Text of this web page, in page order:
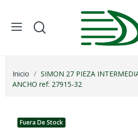
Inicio
SIMON 27 PIEZA
ANCHO ref: 27915-32
Fuera De Stock